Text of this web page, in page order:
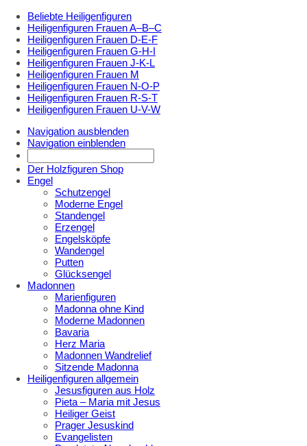
Beliebte Heiligenfiguren
Heiligenfiguren Frauen A–B–C
Heiligenfiguren Frauen D-E-F
Heiligenfiguren Frauen G-H-I
Heiligenfiguren Frauen J-K-L
Heiligenfiguren Frauen M
Heiligenfiguren Frauen N-O-P
Heiligenfiguren Frauen R-S-T
Heiligenfiguren Frauen U-V-W
Navigation ausblenden
Navigation einblenden
Der Holzfiguren Shop
Engel
Schutzengel
Moderne Engel
Standengel
Erzengel
Engelsköpfe
Wandengel
Putten
Glücksengel
Madonnen
Marienfiguren
Madonna ohne Kind
Moderne Madonnen
Bavaria
Herz Maria
Madonnen Wandrelief
Sitzende Madonna
Heiligenfiguren allgemein
Jesusfiguren aus Holz
Pieta – Maria mit Jesus
Heiliger Geist
Prager Jesuskind
Evangelisten